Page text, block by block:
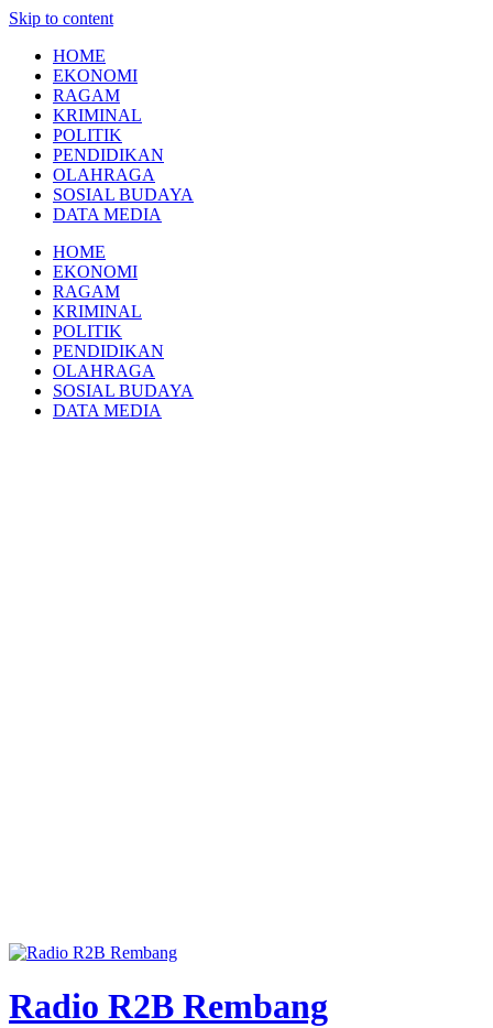
Skip to content
HOME
EKONOMI
RAGAM
KRIMINAL
POLITIK
PENDIDIKAN
OLAHRAGA
SOSIAL BUDAYA
DATA MEDIA
HOME
EKONOMI
RAGAM
KRIMINAL
POLITIK
PENDIDIKAN
OLAHRAGA
SOSIAL BUDAYA
DATA MEDIA
Radio R2B Rembang